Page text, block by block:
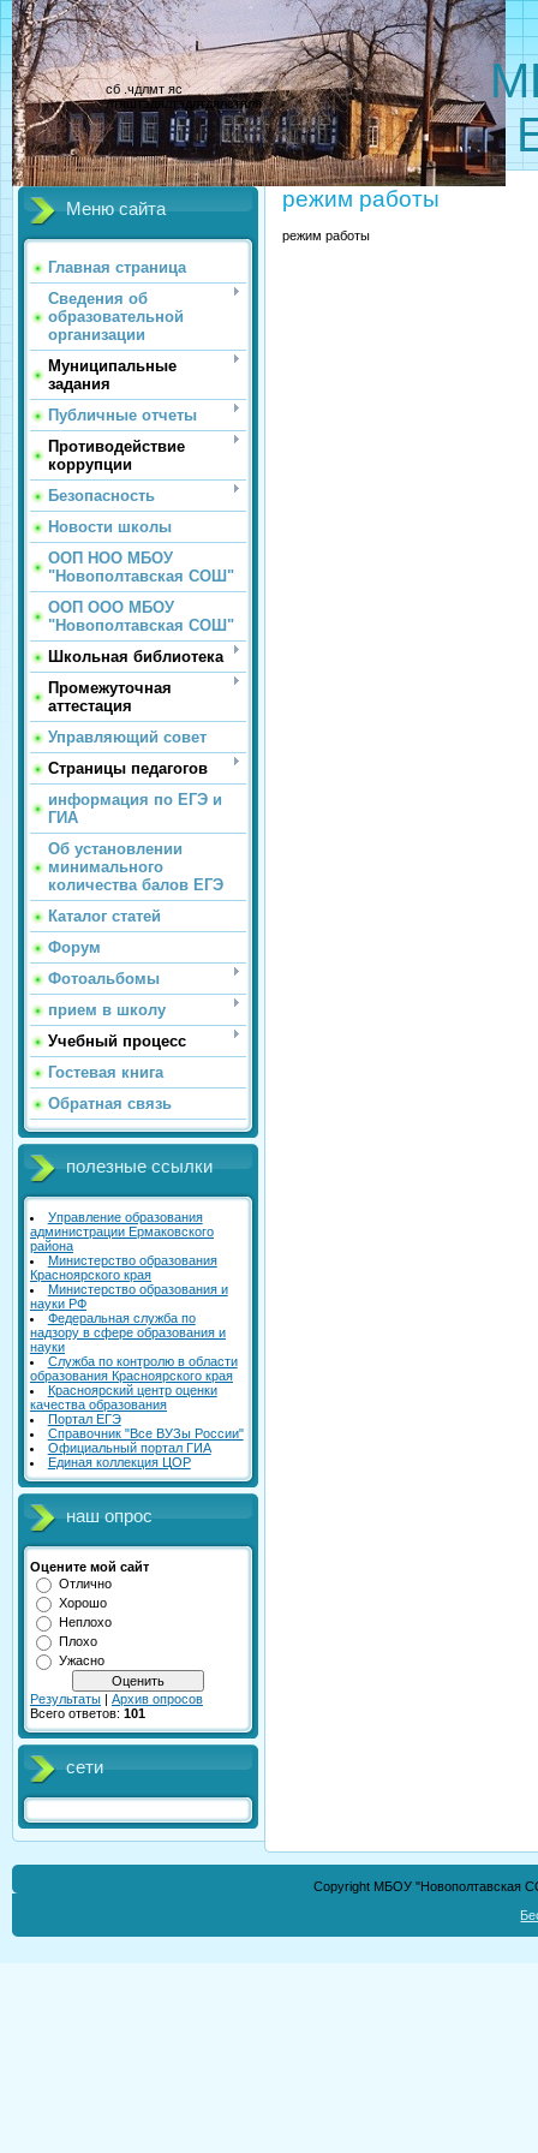
МБОУ
Меню сайта
Главная страница
Сведения об
образовательной
организации
Муниципальные
задания
Публичные отчеты
Противодействие
коррупции
Безопасность
Новости школы
ООП НОО МБОУ
"Новополтавская СОШ"
ООП ООО МБОУ
"Новополтавская СОШ"
Школьная библиотека
Промежуточная
аттестация
Управляющий совет
Страницы педагогов
информация по ЕГЭ и
ГИА
Об установлении
минимального
количества балов ЕГЭ
Каталог статей
Форум
Фотоальбомы
прием в школу
Учебный процесс
Гостевая книга
Обратная связь
полезные ссылки
Управление образования
администрации Ермаковского
района
Министерство образования
Красноярского края
Министерство образования и
науки РФ
Федеральная служба по
надзору в сфере образования и
науки
Служба по контролю в области
образования Красноярского края
Красноярский центр оценки
качества образования
Портал ЕГЭ
Справочник "Все ВУЗы России"
Официальный портал ГИА
Единая коллекция ЦОР
наш опрос
Оцените мой сайт
Отлично
Хорошо
Неплохо
Плохо
Ужасно
Результаты | Архив опросов
Всего ответов: 101
сети
режим работы
режим работы
сб .чдлмт яс
лтяштэдялтэдлтдялстяля
Copyright МБОУ "Новополтавская